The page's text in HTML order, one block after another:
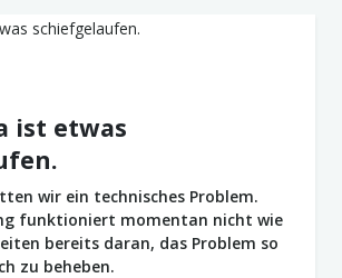
ist etwas
wir ein technisches Problem.
funktioniert momentan nicht wie
bereits daran, das Problem so
zu beheben.